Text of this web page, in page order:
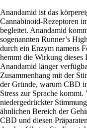
Anandamid ist das
Cannabinoid-Rezeptoren
begleitet. Anandamid
sogenannten Runner’s
durch ein Enzym namens
hemmt die Wirkung dieses
Anandamid länger
Zusammenhang mit der
der Gründe, warum CBD
Stress zur Sprache
niedergedrückter
ähnlichen Bereich der
CBD und diesen